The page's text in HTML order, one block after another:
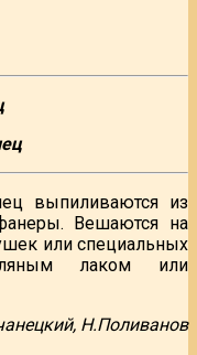
выпиливаются из
Вешаются на
или специальных
лаком или
Н.Поливанов